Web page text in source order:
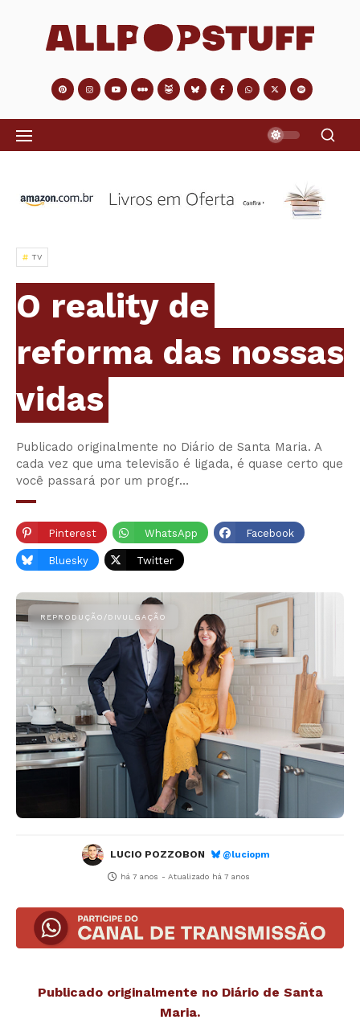
TV
O reality de
reforma das nossas
vidas
Publicado originalmente no Diário de Santa Maria. A
cada vez que uma televisão é ligada, é quase certo que
você passará por um progr…
Pinterest WhatsApp Facebook
Bluesky Twitter
LUCIO POZZOBON @luciopm
há 7 anos - Atualizado há 7 anos
Publicado originalmente no Diário de Santa
Maria.